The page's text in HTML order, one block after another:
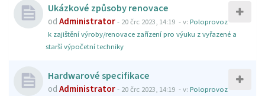
Ukázkové způsoby renovace
od Administrator- 20 črc 2023, 14:19 - v: Poloprovoz
k zajištění výroby/renovace zařízení pro výuku z vyřazené a
starší výpočetní techniky
Hardwarové specifikace
od Administrator- 20 črc 2023, 14:19 - v: Poloprovoz